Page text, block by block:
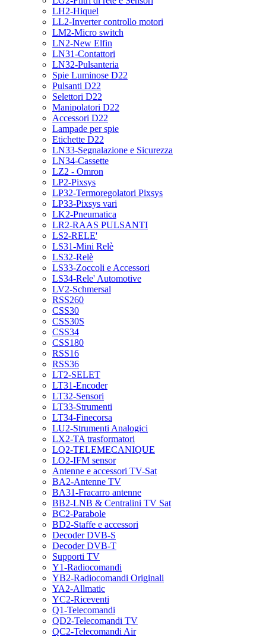
LH2-Hiquel
LL2-Inverter controllo motori
LM2-Micro switch
LN2-New Elfin
LN31-Contattori
LN32-Pulsanteria
Spie Luminose D22
Pulsanti D22
Selettori D22
Manipolatori D22
Accessori D22
Lampade per spie
Etichette D22
LN33-Segnalazione e Sicurezza
LN34-Cassette
LZ2 - Omron
LP2-Pixsys
LP32-Termoregolatori Pixsys
LP33-Pixsys vari
LK2-Pneumatica
LR2-RAAS PULSANTI
LS2-RELE'
LS31-Mini Relè
LS32-Relè
LS33-Zoccoli e Accessori
LS34-Rele' Automotive
LV2-Schmersal
RSS260
CSS30
CSS30S
CSS34
CSS180
RSS16
RSS36
LT2-SELET
LT31-Encoder
LT32-Sensori
LT33-Strumenti
LT34-Finecorsa
LU2-Strumenti Analogici
LX2-TA trasformatori
LQ2-TELEMECANIQUE
LO2-IFM sensor
Antenne e accessori TV-Sat
BA2-Antenne TV
BA31-Fracarro antenne
BB2-LNB & Centralini TV Sat
BC2-Parabole
BD2-Staffe e accessori
Decoder DVB-S
Decoder DVB-T
Supporti TV
Y1-Radiocomandi
YB2-Radiocomandi Originali
YA2-Allmatic
YC2-Riceventi
Q1-Telecomandi
QD2-Telecomandi TV
QC2-Telecomandi Air